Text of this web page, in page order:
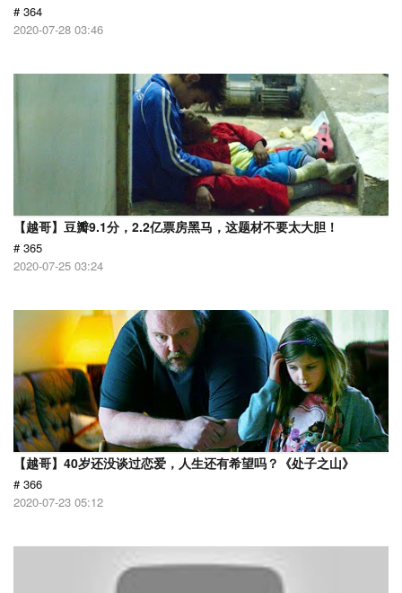
# 364
2020-07-28 03:46
【越哥】豆瓣9.1分，2.2亿票房黑马，这题材不要太大胆！
# 365
2020-07-25 03:24
【越哥】40岁还没谈过恋爱，人生还有希望吗？《处子之山》
# 366
2020-07-23 05:12